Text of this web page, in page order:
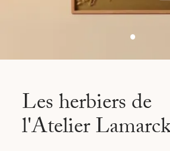
Les herbiers de
l'Atelier